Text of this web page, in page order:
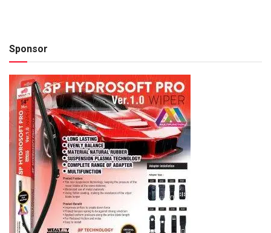
Sponsor